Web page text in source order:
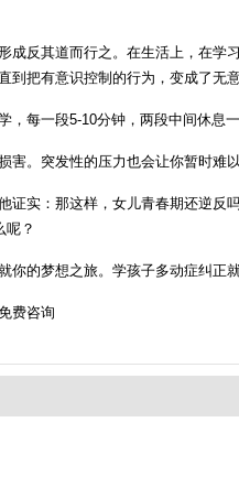
成反其道而行之。在生活上，在
到把有意识控制的行为，变成了无
，每一段5-10分钟，两段中间休息
害。突发性的压力也会让你暂时难
实：那这样，女儿青春期还逆反吗
呢？
你的梦想之旅。学孩子多动症纠正
费咨询